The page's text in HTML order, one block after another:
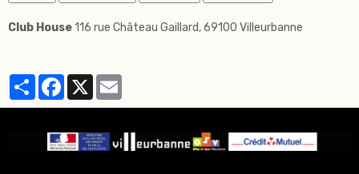
Club House116 rue Château Gaillard, 69100 Villeurbanne
PartagerFacebook
X